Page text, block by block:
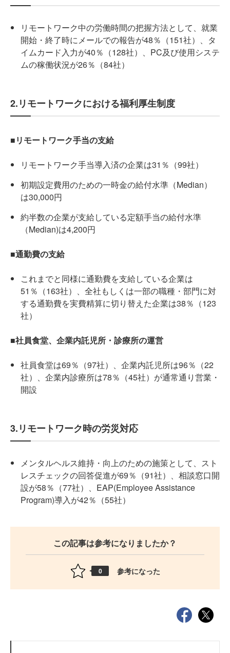
リモートワーク中の労働時間の把握方法として、就業
開始・終了時にメールでの報告が48％（151社）、タ
イムカード入力が40％（128社）、PC及び使用システ
ムの稼働状況が26％（84社）
2.リモートワークにおける福利厚生制度
■リモートワーク手当の支給
リモートワーク手当導入済の企業は31％（99社）
初期設定費用のための一時金の給付水準（Median）
は30,000円
約半数の企業が支給している定額手当の給付水準
（Median)は4,200円
■通勤費の支給
これまでと同様に通勤費を支給している企業は
51％（163社）、全社もしくは一部の職種・部門に対
する通勤費を実費精算に切り替えた企業は38％（123
社）
■社員食堂、企業内託児所・診療所の運営
社員食堂は69％（97社）、企業内託児所は96％（22
社）、企業内診療所は78％（45社）が通常通り営業・
開設
3.リモートワーク時の労災対応
メンタルヘルス維持・向上のための施策として、スト
レスチェックの回答促進が69％（91社）、相談窓口開
設が58％（77社）、EAP(Employee Assistance
Program)導入が42％（55社）
この記事は参考になりましたか？
0 参考になった